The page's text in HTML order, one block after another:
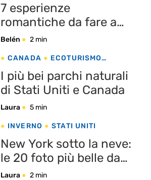
7 esperienze
romantiche da fare a
Los Angeles
Belén 2 min
CANADA
ECOTURISMO
I più bei parchi naturali
di Stati Uniti e Canada
Laura 5 min
INVERNO STATI UNITI
New York sotto la neve:
le 20 foto più belle da
Instagram
Laura 2 min